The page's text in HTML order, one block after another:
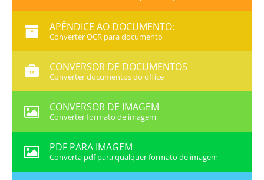
APÊNDICE AO DOCUMENTO:
Converter OCR para documento
CONVERSOR DE DOCUMENTOS
Converter documentos do office
CONVERSOR DE IMAGEM
Converter formato de imagem
PDF PARA IMAGEM
Converta pdf para qualquer formato de imagem